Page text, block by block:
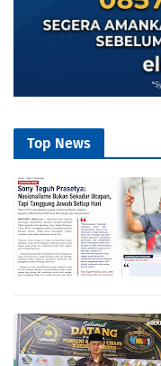
Top News